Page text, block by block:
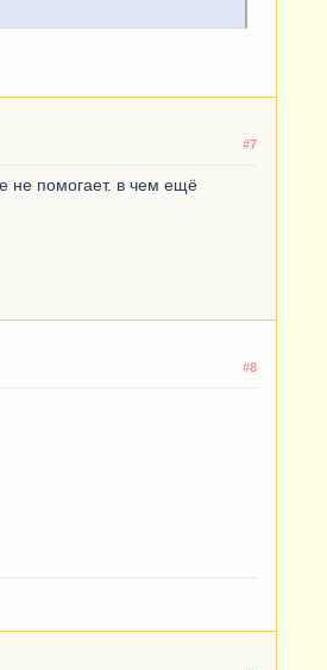
#7
не помогает. в чем ещё
#8